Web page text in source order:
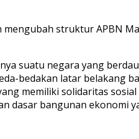
struktur APBN
suatu negara yang
bedakan latar belakang
memiliki solidaritas
dasar bangunan